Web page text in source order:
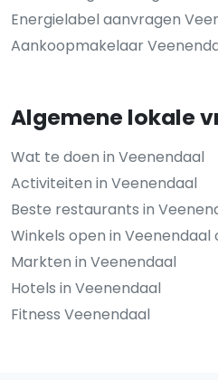
Energielabel aanvragen
Aankoopmakelaar
Algemene lokale
Wat te doen in Veenendaal
Activiteiten in Veenendaal
Beste restaurants in
Winkels open in Veenendaal
Markten in Veenendaal
Hotels in Veenendaal
Fitness Veenendaal